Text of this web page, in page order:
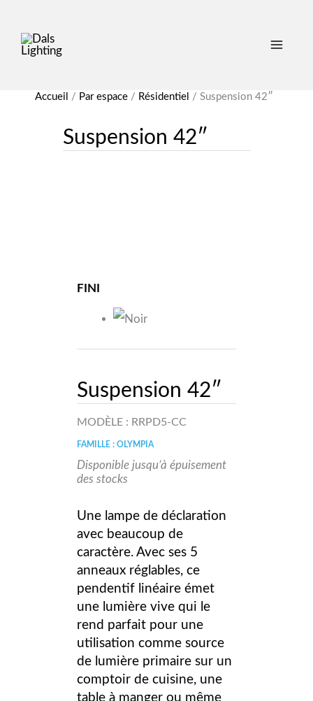
Accueil / Par espace / Résidentiel / Suspension 42″
Suspension 42″
FINI
Suspension 42″
MODÈLE : RRPD5-CC
FAMILLE : OLYMPIA
Disponible jusqu’à épuisement
des stocks
Une lampe de déclaration
avec beaucoup de
caractère. Avec ses 5
anneaux réglables, ce
pendentif linéaire émet
une lumière vive qui le
rend parfait pour une
utilisation comme source
de lumière primaire sur un
comptoir de cuisine, une
table à manger ou même